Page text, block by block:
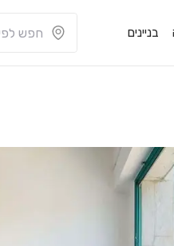
בניינים